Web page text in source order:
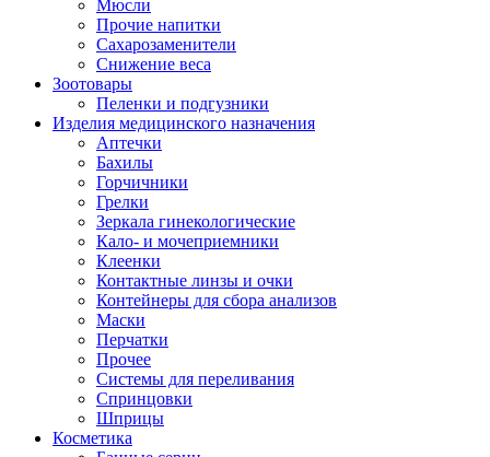
Мюсли
Прочие напитки
Сахарозаменители
Снижение веса
Зоотовары
Пеленки и подгузники
Изделия медицинского назначения
Аптечки
Бахилы
Горчичники
Грелки
Зеркала гинекологические
Кало- и мочеприемники
Клеенки
Контактные линзы и очки
Контейнеры для сбора анализов
Маски
Перчатки
Прочее
Системы для переливания
Спринцовки
Шприцы
Косметика